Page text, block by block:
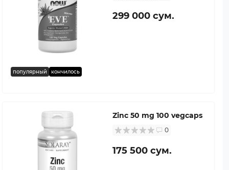
популярный кончилось
299 000 сум.
Zinc 50 mg 100 vegcaps
0
175 500 сум.